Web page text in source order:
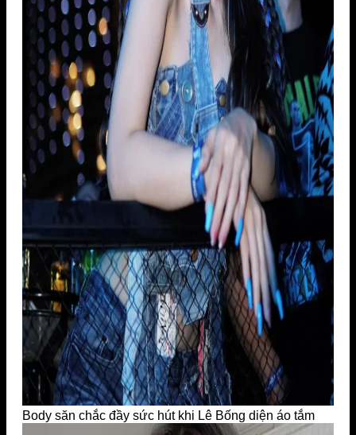
Body săn chắc đầy sức hút khi Lê Bống diện áo tắm